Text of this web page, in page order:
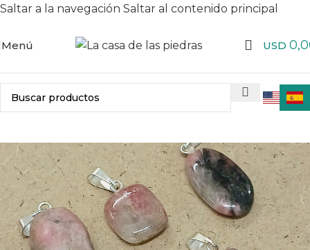
Saltar a la navegación Saltar al contenido principal
Menú USD